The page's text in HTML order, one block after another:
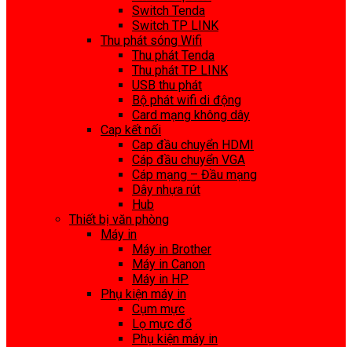
Switch Tenda
Switch TP LINK
Thu phát sóng Wifi
Thu phát Tenda
Thu phát TP LINK
USB thu phát
Bộ phát wifi di động
Card mạng không dây
Cap kết nối
Cap đầu chuyển HDMI
Cáp đầu chuyển VGA
Cáp mạng – Đầu mạng
Dây nhựa rút
Hub
Thiết bị văn phòng
Máy in
Máy in Brother
Máy in Canon
Máy in HP
Phụ kiện máy in
Cụm mực
Lọ mực đổ
Phụ kiện máy in